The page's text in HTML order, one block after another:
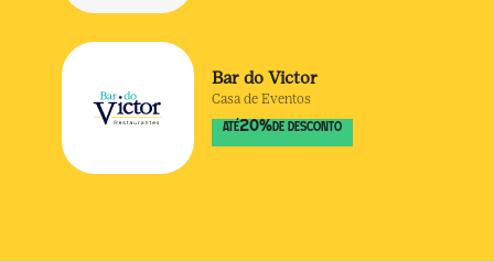
Bar do Victor
Casa de Eventos
ATÉ20% DE DESCONTO